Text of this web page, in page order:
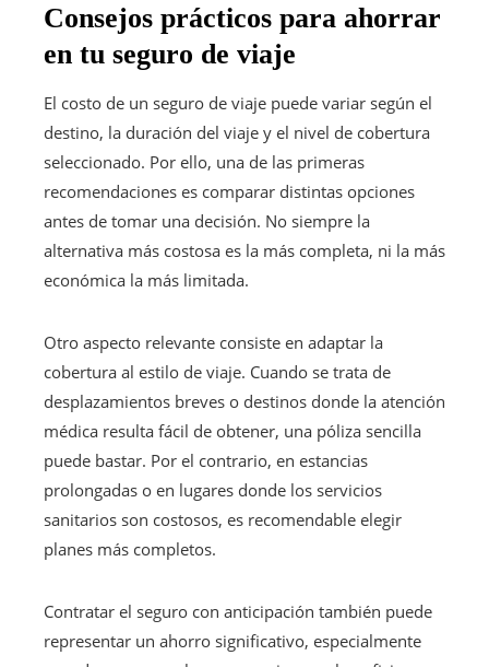
Consejos prácticos para ahorrar
en tu seguro de viaje
El costo de un seguro de viaje puede variar según el
destino, la duración del viaje y el nivel de cobertura
seleccionado. Por ello, una de las primeras
recomendaciones es comparar distintas opciones
antes de tomar una decisión. No siempre la
alternativa más costosa es la más completa, ni la más
económica la más limitada.
Otro aspecto relevante consiste en adaptar la
cobertura al estilo de viaje. Cuando se trata de
desplazamientos breves o destinos donde la atención
médica resulta fácil de obtener, una póliza sencilla
puede bastar. Por el contrario, en estancias
prolongadas o en lugares donde los servicios
sanitarios son costosos, es recomendable elegir
planes más completos.
Contratar el seguro con anticipación también puede
representar un ahorro significativo, especialmente